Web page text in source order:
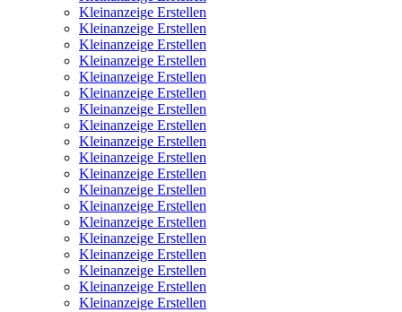
Kleinanzeige Erstellen
Kleinanzeige Erstellen
Kleinanzeige Erstellen
Kleinanzeige Erstellen
Kleinanzeige Erstellen
Kleinanzeige Erstellen
Kleinanzeige Erstellen
Kleinanzeige Erstellen
Kleinanzeige Erstellen
Kleinanzeige Erstellen
Kleinanzeige Erstellen
Kleinanzeige Erstellen
Kleinanzeige Erstellen
Kleinanzeige Erstellen
Kleinanzeige Erstellen
Kleinanzeige Erstellen
Kleinanzeige Erstellen
Kleinanzeige Erstellen
Kleinanzeige Erstellen